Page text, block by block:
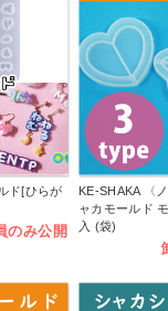
ド[ひらが
のみ公開
KE-SHAKA 〈
ャカモールド
入 (袋)